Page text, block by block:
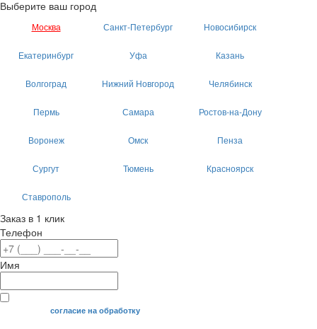
Выберите ваш город
Москва Санкт-Петербург Новосибирск
Екатеринбург Уфа Казань
Волгоград Нижний Новгород Челябинск
Пермь Самара Ростов-на-Дону
Воронеж Омск Пенза
Сургут Тюмень Красноярск
Ставрополь
Заказ в 1 клик
Телефон
Имя
Я даю своесогласие на обработку